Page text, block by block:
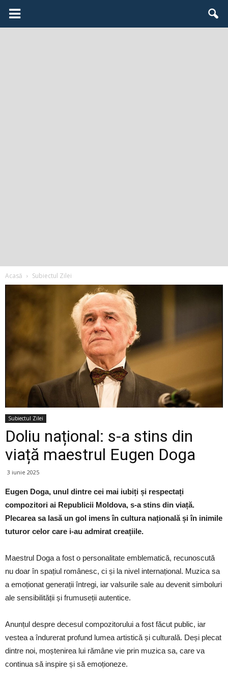
Acasă Subiectul Zilei
Subiectul Zilei
Doliu național: s-a stins din
viață maestrul Eugen Doga
3 iunie 2025
Eugen Doga, unul dintre cei mai iubiți și respectați
compozitori ai Republicii Moldova, s-a stins din viață.
Plecarea sa lasă un gol imens în cultura națională și în inimile
tuturor celor care i-au admirat creațiile.
Maestrul Doga a fost o personalitate emblematică, recunoscută
nu doar în spațiul românesc, ci și la nivel internațional. Muzica sa
a emoționat generații întregi, iar valsurile sale au devenit simboluri
ale sensibilității și frumuseții autentice.
Anunțul despre decesul compozitorului a fost făcut public, iar
vestea a îndurerat profund lumea artistică și culturală. Deși plecat
dintre noi, moștenirea lui rămâne vie prin muzica sa, care va
continua să inspire și să emoționeze.